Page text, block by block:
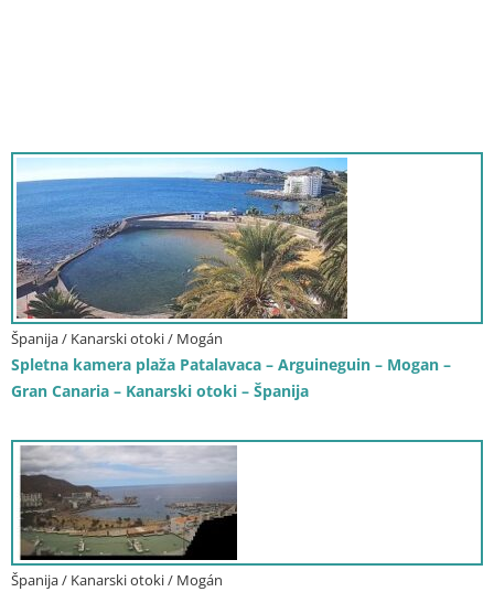
Španija / Kanarski otoki / Mogán
Spletna kamera plaža Patalavaca – Arguineguin – Mogan –
Gran Canaria – Kanarski otoki – Španija
Španija / Kanarski otoki / Mogán